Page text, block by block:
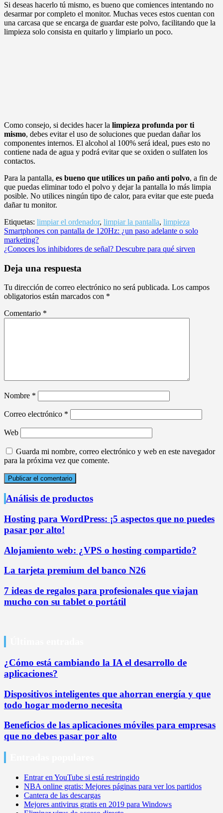
Si deseas hacerlo tú mismo, es bueno que comiences intentando no
desarmar por completo el monitor. Muchas veces estos cuentan con
una carcasa que se encarga de guardar este polvo, facilitando que la
limpieza solo consista en quitarlo y limpiarlo un poco.
Como consejo, si decides hacer la limpieza profunda por ti
mismo, debes evitar el uso de soluciones que puedan dañar los
componentes internos. El alcohol al 100% será ideal, pues esto no
contiene nada de agua y podrá evitar que se oxiden o sulfaten los
contactos.
Para la pantalla, es bueno que utilices un paño anti polvo, a fin de
que puedas eliminar todo el polvo y dejar la pantalla lo más limpia
posible. No utilices ningún tipo de calor, para evitar que este pueda
dañar tu monitor.
Etiquetas: limpiar el ordenador, limpiar la pantalla, limpieza
Navegación
de
Smartphones con pantalla de 120Hz: ¿un paso adelante o solo
marketing?
¿Conoces los inhibidores de señal? Descubre para qué sirven
Deja una respuesta
Tu dirección de correo electrónico no será publicada. Los campos
obligatorios están marcados con *
Comentario *
Nombre *
Correo electrónico *
Web
Guarda mi nombre, correo electrónico y web en este navegador
para la próxima vez que comente.
Análisis de productos
Hosting para WordPress: ¡5 aspectos que no puedes
pasar por alto!
Alojamiento web: ¿VPS o hosting compartido?
La tarjeta premium del banco N26
7 ideas de regalos para profesionales que viajan
mucho con su tablet o portátil
¿Cómo está cambiando la IA el desarrollo de
aplicaciones?
Dispositivos inteligentes que ahorran energía y que
todo hogar moderno necesita
Beneficios de las aplicaciones móviles para empresas
que no debes pasar por alto
Entrar en YouTube si está restringido
NBA online gratis: Mejores páginas para ver los partidos
Cantera de las descargas
Mejores antivirus gratis en 2019 para Windows